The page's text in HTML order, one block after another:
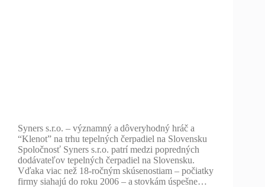
Syners s.r.o. – významný a dôveryhodný hráč a
“Klenot” na trhu tepelných čerpadiel na Slovensku
Spoločnosť Syners s.r.o. patrí medzi popredných
dodávateľov tepelných čerpadiel na Slovensku.
Vďaka viac než 18-ročným skúsenostiam – počiatky
firmy siahajú do roku 2006 – a stovkám úspešne…